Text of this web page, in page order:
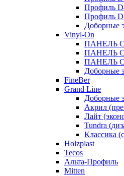
Профиль
Профиль
Доборные
Vinyl-On
ПАНЕЛЬ
ПАНЕЛЬ
ПАНЕЛЬ
Доборные
FineBer
Grand Line
Доборные
Акрил
Лайт
Tundra
Классика
Holzplast
Tecos
Альта-Профиль
Mitten